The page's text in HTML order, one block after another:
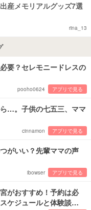
産メモリアルグッズ7選
rina_13
要？セレモニードレスの
pooho0624 アプリで見る
…。子供の七五三、ママ
cinnamon アプリで見る
がいい？先輩ママの声
ibowser アプリで見る
がおすすめ！予約は必
ケジュールと体験談…